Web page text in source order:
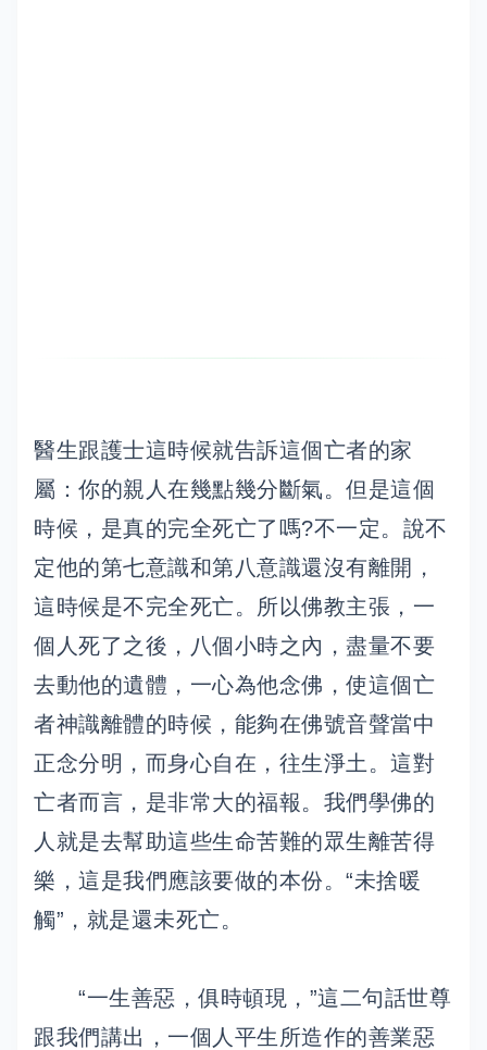
醫生跟護士這時候就告訴這個亡者的家
屬：你的親人在幾點幾分斷氣。但是這個
時候，是真的完全死亡了嗎?不一定。說不
定他的第七意識和第八意識還沒有離開，
這時候是不完全死亡。所以佛教主張，一
個人死了之後，八個小時之內，盡量不要
去動他的遺體，一心為他念佛，使這個亡
者神識離體的時候，能夠在佛號音聲當中
正念分明，而身心自在，往生淨土。這對
亡者而言，是非常大的福報。我們學佛的
人就是去幫助這些生命苦難的眾生離苦得
樂，這是我們應該要做的本份。“未捨暖
觸”，就是還未死亡。
“一生善惡，俱時頓現，”這二句話世尊
跟我們講出，一個人平生所造作的善業惡